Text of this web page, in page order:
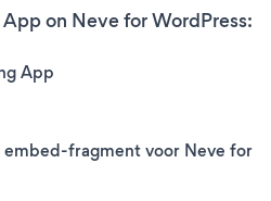
on Neve for WordPress:
App
embed-fragment voor Neve for